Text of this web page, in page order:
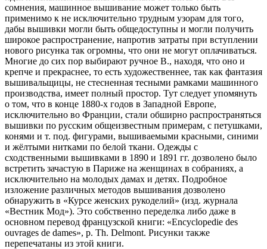
сомнения, машинное вышивание может только быть
применимо к не исключительно трудным узорам для того,
дабы вышивки могли быть общедоступны и могли получить
широкое распространение, напротив затраты при вступлении
нового рисунка так огромны, что они не могут оплачиваться.
Многие до сих пор выбирают ручное В., находя, что оно и
крепче и прекраснее, то есть художественнее, так как фантазия
вышивальщицы, не стесненная тесными рамками машинного
производства, имеет полный простор. Тут следует упомянуть
о том, что в конце 1880-х годов в Западной Европе,
исключительно во Франции, стали обширно распространяться
вышивки по русским общеизвестным примерам, с петушками,
конями и т. под. фигурами, вышиваемыми красными, синими
и жёлтыми нитками по белой ткани. Одежды с
сходственными вышивками в 1890 и 1891 гг. дозволено было
встретить зачастую в Париже на женщинах в собраниях, а
исключительно на молодых дамах и детях. Подробное
изложение различных методов вышивания дозволено
обнаружить в «Курсе женских рукоделий» (изд. журнала
«Вестник Мод»). Это собственно переделка либо даже в
основном перевод французской книги: «Encyclopedie des
ouvrages de dames», p. Th. Delmont. Рисунки также
перепечатаны из этой книги.